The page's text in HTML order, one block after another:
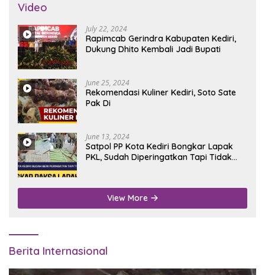
Video
July 22, 2024
Rapimcab Gerindra Kabupaten Kediri,
Dukung Dhito Kembali Jadi Bupati
June 25, 2024
Rekomendasi Kuliner Kediri, Soto Sate
Pak Di
June 13, 2024
Satpol PP Kota Kediri Bongkar Lapak
PKL, Sudah Diperingatkan Tapi Tidak
View More
Berita Internasional